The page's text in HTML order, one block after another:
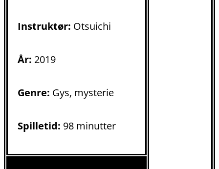
Instruktør: Otsuichi
År: 2019
Genre: Gys, mysterie
Spilletid: 98 minutter